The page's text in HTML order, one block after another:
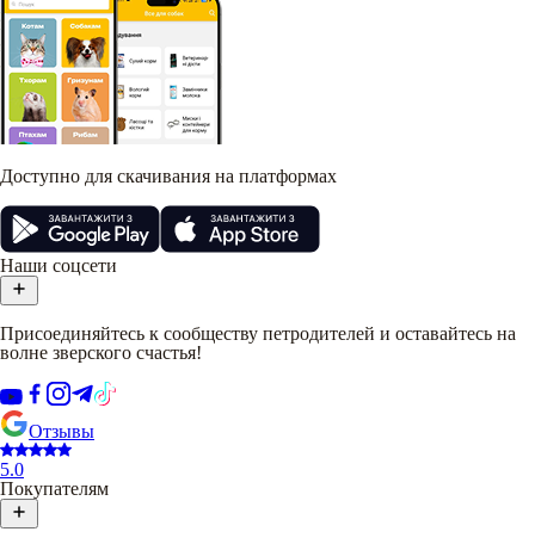
Доступно для скачивания на платформах
Наши соцсети
Присоединяйтесь к сообществу петродителей и оставайтесь на
волне зверского счастья!
Отзывы
5.0
Покупателям